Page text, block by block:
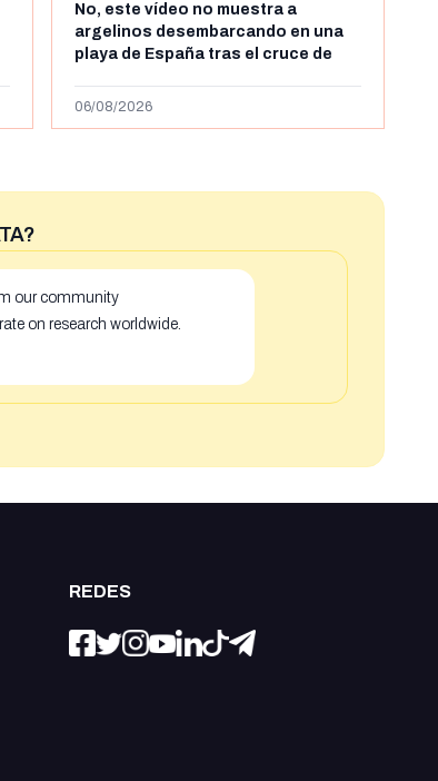
No, este vídeo no muestra a
argelinos desembarcando en una
playa de España tras el cruce de
de julio de 2026: son imágenes de
06/08/2026
our community
on research worldwide.
REDES